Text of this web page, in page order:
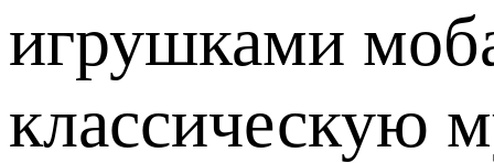
игрушками
классическую